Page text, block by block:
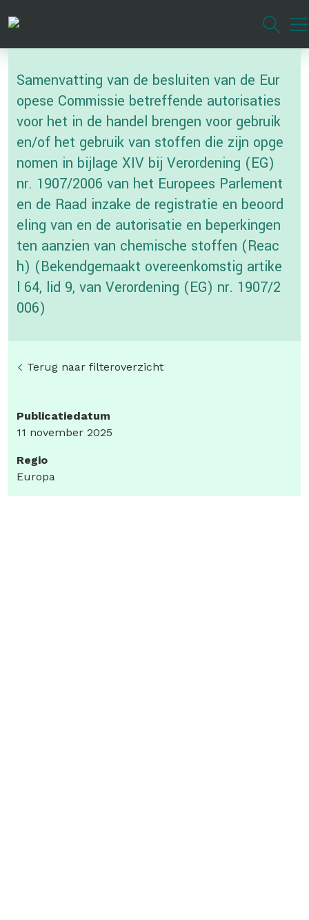
inhoud
gaan
Samenvatting van de besluiten van de Eur
opese Commissie betreffende autorisaties
voor het in de handel brengen voor gebruik
en/of het gebruik van stoffen die zijn opge
nomen in bijlage XIV bij Verordening (EG)
nr. 1907/2006 van het Europees Parlement
en de Raad inzake de registratie en beoord
eling van en de autorisatie en beperkingen
ten aanzien van chemische stoffen (Reac
h) (Bekendgemaakt overeenkomstig artike
l 64, lid 9, van Verordening (EG) nr. 1907/2
006)
Terug naar filteroverzicht
Publicatiedatum
11 november 2025
Regio
Europa